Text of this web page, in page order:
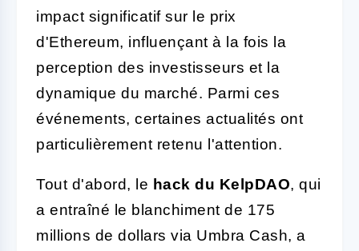
impact significatif sur le prix
d'Ethereum, influençant à la fois la
perception des investisseurs et la
dynamique du marché. Parmi ces
événements, certaines actualités ont
particulièrement retenu l'attention.
Tout d'abord, le hack du KelpDAO, qui
a entraîné le blanchiment de 175
millions de dollars via Umbra Cash, a